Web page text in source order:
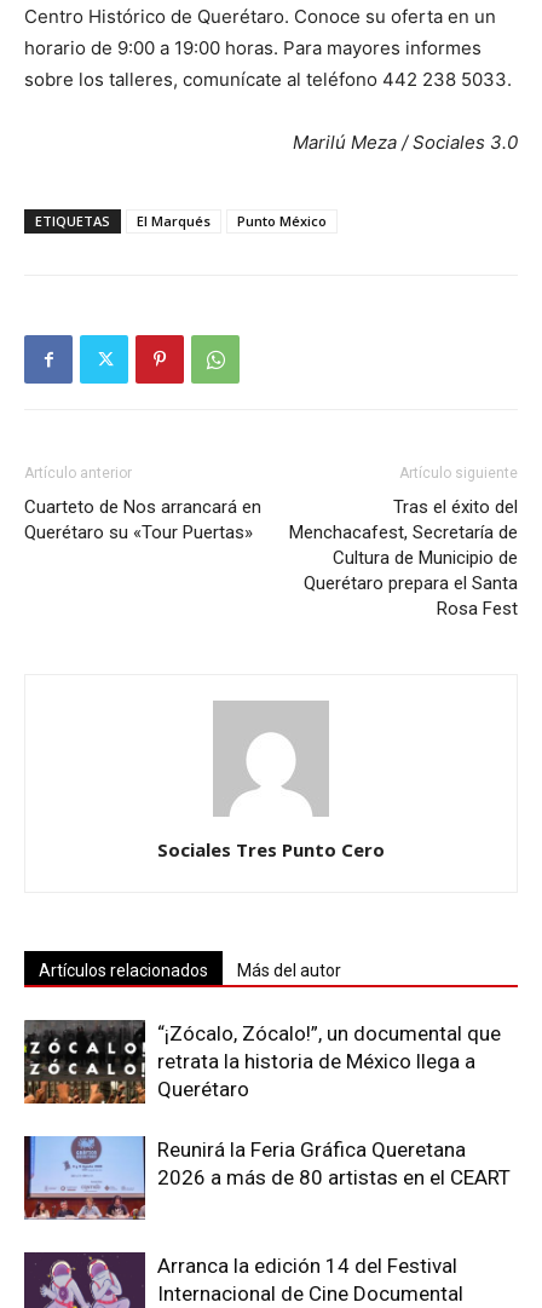
Centro Histórico de Querétaro. Conoce su oferta en un
horario de 9:00 a 19:00 horas. Para mayores informes
sobre los talleres, comunícate al teléfono 442 238 5033.
Marilú Meza / Sociales 3.0
ETIQUETAS El Marqués Punto México
Artículo anterior
Cuarteto de Nos arrancará en
Querétaro su «Tour Puertas»
Artículo siguiente
Tras el éxito del
Menchacafest, Secretaría de
Cultura de Municipio de
Querétaro prepara el Santa
Rosa Fest
Sociales Tres Punto Cero
Artículos relacionados Más del autor
“¡Zócalo, Zócalo!”, un documental que
retrata la historia de México llega a
Querétaro
Reunirá la Feria Gráfica Queretana
2026 a más de 80 artistas en el CEART
Arranca la edición 14 del Festival
Internacional de Cine Documental